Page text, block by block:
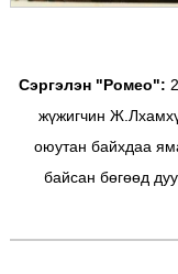
Сэргэлэн "Ромео":
жүжигчин
оюутан байхдаа
байсан бөгөөд